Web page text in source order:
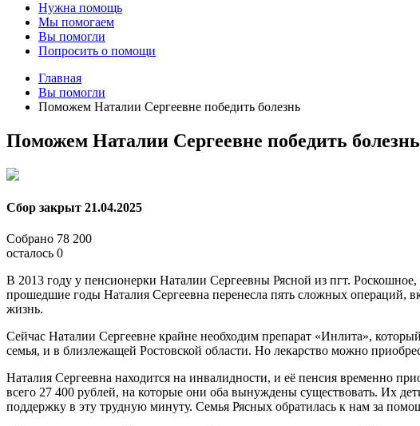
Нужна помощь
Мы помогаем
Вы помогли
Попросить о помощи
Главная
Вы помогли
Поможем Наталии Сергеевне победить болезнь
Поможем Наталии Сергеевне победить болезнь
Сбор закрыт 21.04.2025
Собрано 78 200
осталось 0
В 2013 году у пенсионерки Наталии Сергеевны Рясной из пгт.
прошедшие годы Наталия Сергеевна перенесла пять сложных операций,
жизнь.
Сейчас Наталии Сергеевне крайне необходим препарат «Инлита»,
семья, и в близлежащей Ростовской области. Но лекарство можно
Наталия Сергеевна находится на инвалидности, и её пенсия временно
всего 27 400 рублей, на которые они оба вынуждены существовать. Их
поддержку в эту трудную минуту. Семья Рясных обратилась к нам за